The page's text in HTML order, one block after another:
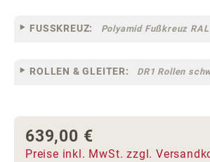
FUSSKREUZ:
ROLLEN & GLEITER:
Regulärer Preis:
639,00 €
Preise inkl. MwSt. zzgl.